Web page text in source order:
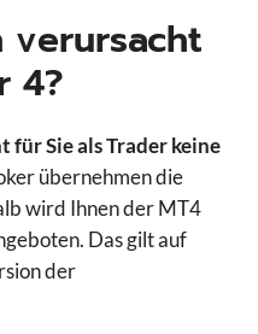
verursacht
4?
für Sie als Trader keine
übernehmen die
wird Ihnen der MT4
Das gilt auf
der